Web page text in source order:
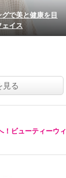
で美と健康を目
ェイス
見る
！ビューティーウィ